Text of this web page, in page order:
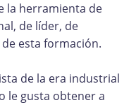
la herramienta de
de líder, de
esta formación.
de la era industrial
le gusta obtener a